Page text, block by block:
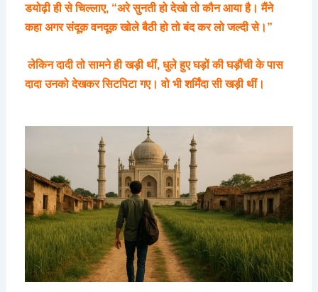
डयोढ़ी ही से चिल्लाए, “अरे सुनती हो देखो तो कौन आया है। मैंने
कहा अगर संदूक़ वनदूक़ खोले बैठी हो तो बंद कर लो जल्दी से। ”
लेकिन दादी तो सामने ही खड़ी थीं,धुले हुए घड़ों की घड़ौंची के पास
दादा उनको देखकर सिटपिटा गए। वो भी शर्मिंदा सी खड़ी थीं।